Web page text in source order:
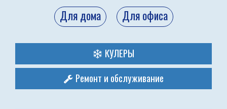
Для дома
Для офиса
КУЛЕРЫ
Ремонт и обслуживание